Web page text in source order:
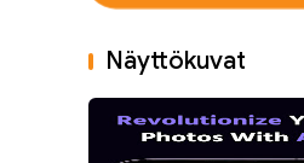
Näyttökuvat